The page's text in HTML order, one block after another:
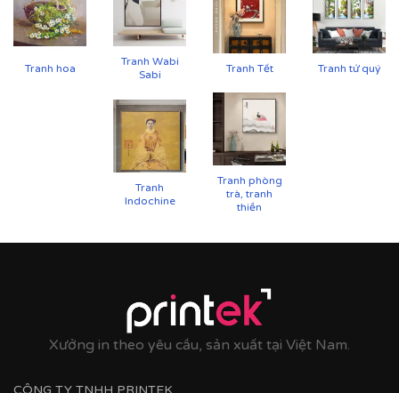
Chọn tranh cótông màu liên kết với nội thất(sofa,
thảm, ánh sáng)
Treo tranh khổ lớn hoặc bộ tranh để tạo ấn tượng
mạnh
Không gian nên tối giản để tranh trở thành tâm
Tranh hoa
Tranh Wabi
Sabi
Tranh Tết Tranh tứ quý
Tranh
Indochine
Tranh phòng
trà, tranh
thiền
Xưởng in theo yêu cầu, sản xuất tại Việt Nam.
CÔNG TY TNHH PRINTEK